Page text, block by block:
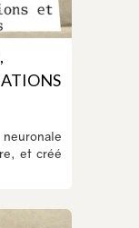
et créé